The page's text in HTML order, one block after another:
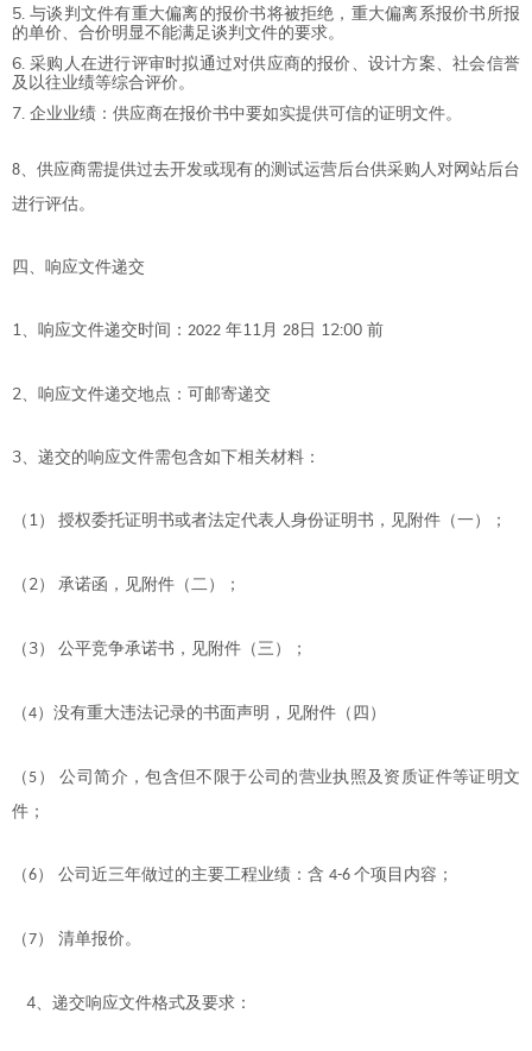
与谈判文件有重大偏离的报价书将被拒绝，重大偏离系报价书所报
的单价、合价明显不能满足谈判文件的要求。
采购人在进行评审时拟通过对供应商的报价、设计方案、社会信誉
及以往业绩等综合评价。
企业业绩：供应商在报价书中要如实提供可信的证明文件。
8、供应商需提供过去开发或现有的测试运营后台供采购人对网站后台
进行评估。
四、响应文件递交
1、响应文件递交时间： 2022 年11月 28 日 12:00 前
2、响应文件递交地点： 可邮寄递交
3、递交的响应文件需包含如下相关材料：
（ 1） 授权委托证明书或者法定代表人身份证明书，见附件（一）；
（ 2） 承诺函，见附件（二）；
（ 3） 公平竞争承诺书，见附件（三）；
（4）没有重大违法记录的书面声明，见附件（四）
（ 5 ）
公司简介，包含但不限于公司的营业执照及资质证件等证明文
件；
（6） 公司近三年做过的主要工程业绩：含 4-6 个项目内容 ；
（7） 清单报价。
4、递交响应文件格式及要求：